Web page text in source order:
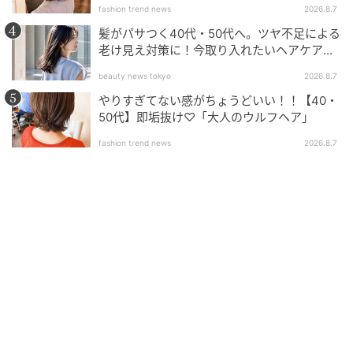
「ツヤ・うるおい・落ちにくい」3つを同時にかなえ
る、ツヤのあるジェル膜でコートする新処方のティン
トリップ。ジェル膜がリップコートのような役割をす
ることで、ティッシュオフをしなくてもマスクにつか
ず、まるでつけたてのような発色を１日中キープ。
fashion trend news 2026.8.7
髪がパサつく40代・50代へ。ツヤ不足による
老け見え対策に！今取り入れたいヘアケア名
beauty news tokyo 2026.8.7
やりすぎてない感がちょうどいい！！【40・
50代】即垢抜け♡「大人のウルフヘア」
fashion trend news 2026.8.7